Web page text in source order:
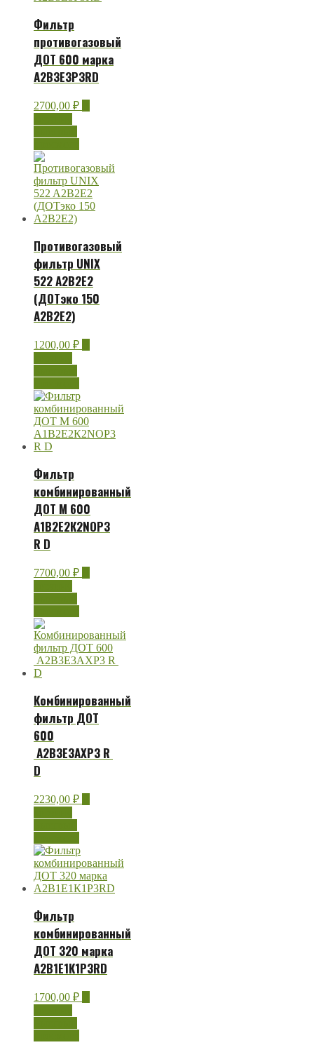
Фильтр
противогазовый
ДОТ 600 марка
А2В3Е3Р3RD
2700,00 ₽
Противогазовый
фильтр UNIX
522 A2B2E2
(ДОТэко 150
А2В2Е2)
1200,00 ₽
Фильтр
комбинированный
ДОТ М 600
А1В2Е2К2NOP3
R D
7700,00 ₽
Комбинированный
фильтр ДОТ
600
А2В3Е3AXР3 R
D
2230,00 ₽
Фильтр
комбинированный
ДОТ 320 марка
A2B1E1К1Р3RD
1700,00 ₽